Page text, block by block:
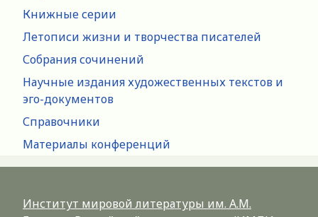
Книжные серии
Летописи жизни и творчества писателей
Собрания сочинений
Научные издания художественных текстов и
эго-документов
Справочники
Материалы конференций
Институт мировой литературы им. А.М.